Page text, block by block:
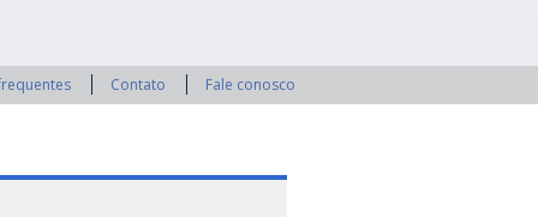
Contato Fale conosco